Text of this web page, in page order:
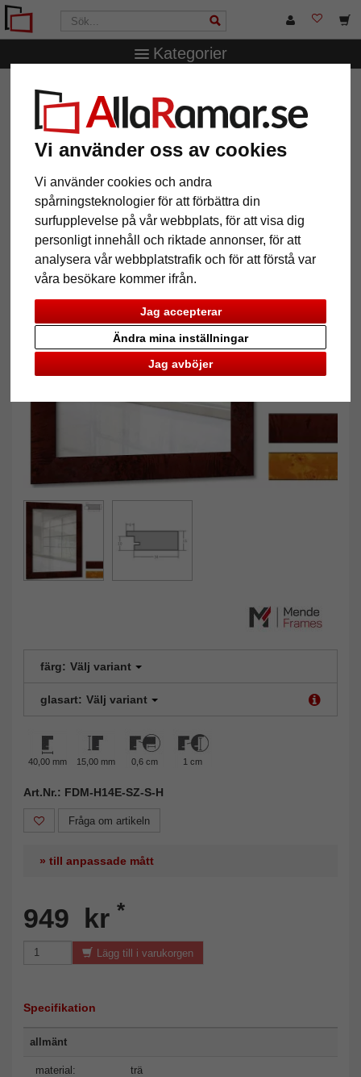
Vi använder oss av cookies
Vi använder cookies och andra
spårningsteknologier för att förbättra din
surfupplevelse på vår webbplats, för att visa dig
personligt innehåll och riktade annonser, för att
analysera vår webbplatstrafik och för att förstå var
våra besökare kommer ifrån.
Jag accepterar
Jag avböjer
Ändra mina inställningar
Kategorier
AllaRamar.se
Väggspegel Tonka måttbeställd
Väggspegel Tonka måttbeställd
färg: Välj variant
glasart: Välj variant
40,00 mm 15,00 mm 0,6 cm 1 cm
Art.Nr.: FDM-H14E-SZ-S-H
Fråga om artikeln
» till anpassade mått
949 kr *
Lägg till i varukorgen
Specifikation
allmänt
material: trä